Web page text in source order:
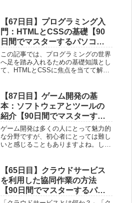
理解が必要です。 まず、ファイル管
理の重要性や基本的な手順について解
説し...
【67日目】プログラミング入
門：HTMLとCSSの基礎【90
日間でマスターするパソコン
講座-上級編】
この記事では、プログラミングの世界
へ足を踏み入れるための基礎知識とし
て、HTMLとCSSに焦点を当てて解説
て、HTMLとCSSは非常に重要な要素
です。具体的には、HTMLと...
【87日目】ゲーム開発の基
本：ソフトウェアとツールの
紹介【90日間でマスターする
パソコン講座-上級編】
ゲーム開発は多くの人にとって魅力的
な分野ですが、初心者にとっては難し
いと感じることもありますよね。しか
す。ゲーム開発とは何か？ソフトウェ
アの基礎知識はどのようなものか？な
ぜ...
【65日目】クラウドサービス
を利用した協同作業の方法
【90日間でマスターするパソ
コン講座-上級編】